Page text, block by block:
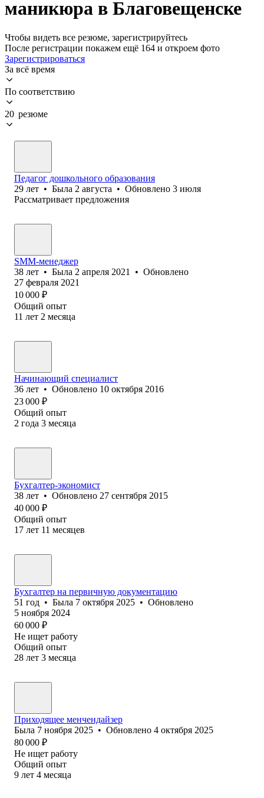
маникюра в Благовещенске
Чтобы видеть все резюме, зарегистрируйтесь
После регистрации покажем ещё 164 и откроем фото
Зарегистрироваться
За всё время
По соответствию
20 резюме
Педагог дошкольного образования
29 лет • Была 2 августа • Обновлено 3 июля
Рассматривает предложения
SMM-менеджер
38 лет • Была 2 апреля 2021 • Обновлено
27 февраля 2021
10 000 ₽
Общий опыт
11 лет 2 месяца
Начинающий специалист
36 лет • Обновлено 10 октября 2016
23 000 ₽
Общий опыт
2 года 3 месяца
Бухгалтер-экономист
38 лет • Обновлено 27 сентября 2015
40 000 ₽
Общий опыт
17 лет 11 месяцев
Бухгалтер на первичную документацию
51 год • Была 7 октября 2025 • Обновлено
5 ноября 2024
60 000 ₽
Не ищет работу
Общий опыт
28 лет 3 месяца
Приходящее менчендайзер
Была 7 ноября 2025 • Обновлено 4 октября 2025
80 000 ₽
Не ищет работу
Общий опыт
9 лет 4 месяца